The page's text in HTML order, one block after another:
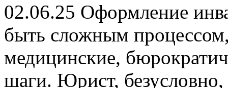
02.06.25 Оформление
быть сложным
медицинские,
шаги. Юрист,